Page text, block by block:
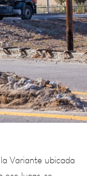
ubicada
lugar, se